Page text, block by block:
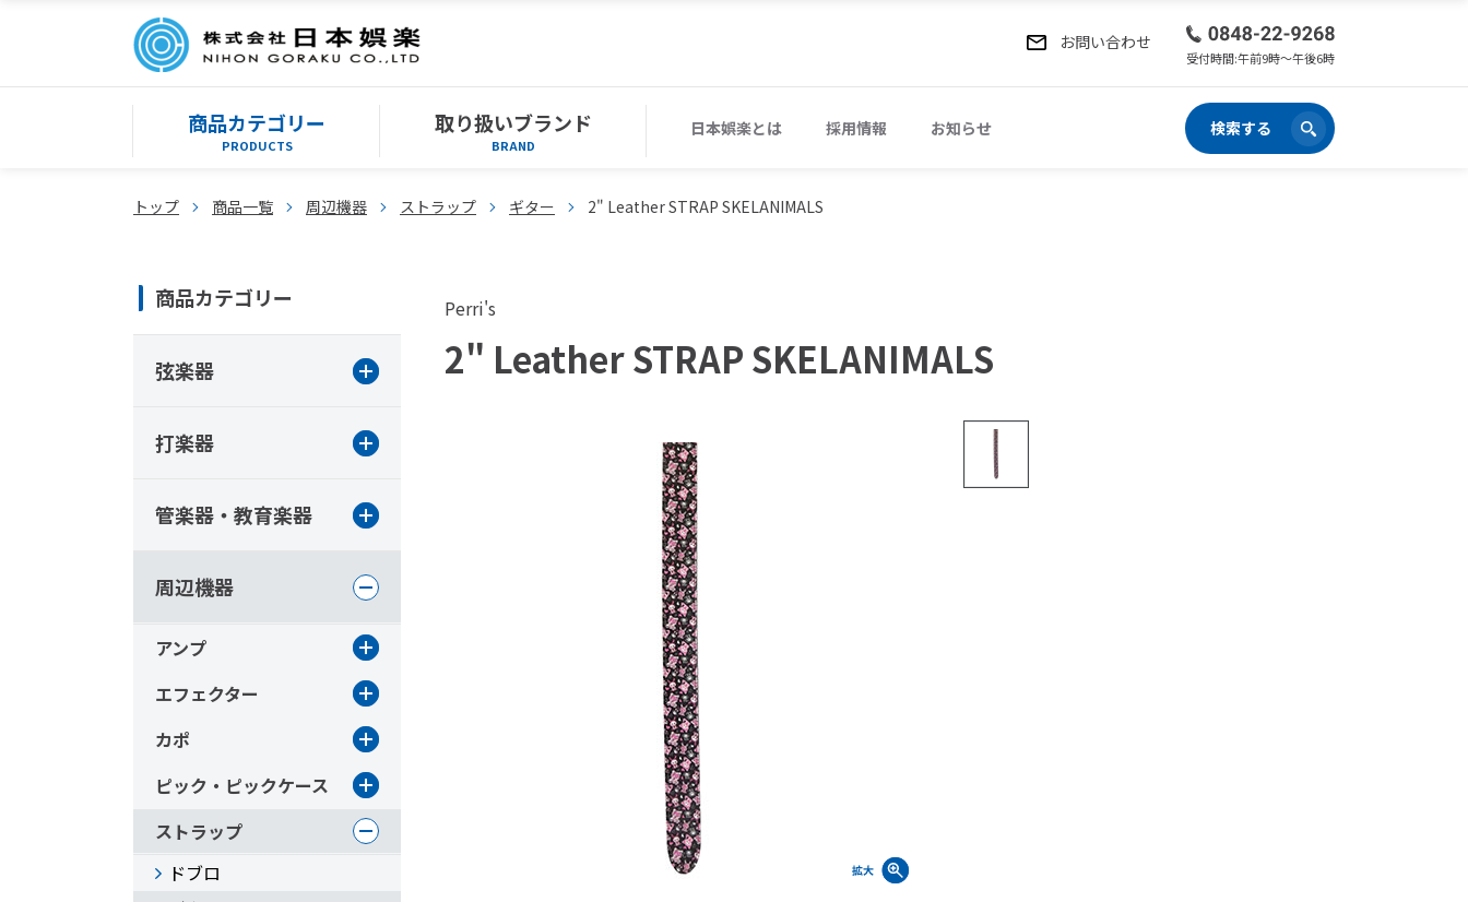
お問い合わせ
受付時間:午前9時〜午後6時
商品カテゴリー
PRODUCTS
取り扱いブランド
BRAND
日本娯楽とは 採用情報 お知らせ 検索する
トップ 商品一覧 周辺機器 ストラップ ギター 2" Leather STRAP SKELANIMALS
Perri's
2" Leather STRAP SKELANIMALS
商品カテゴリー
弦楽器
打楽器
管楽器・教育楽器
周辺機器
アンプ
エフェクター
カポ
ピック・ピックケース
ストラップ
ドブロ